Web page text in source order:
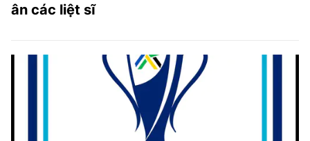
ân các liệt sĩ